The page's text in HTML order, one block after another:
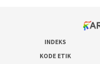
INDEKS
KODE ETIK